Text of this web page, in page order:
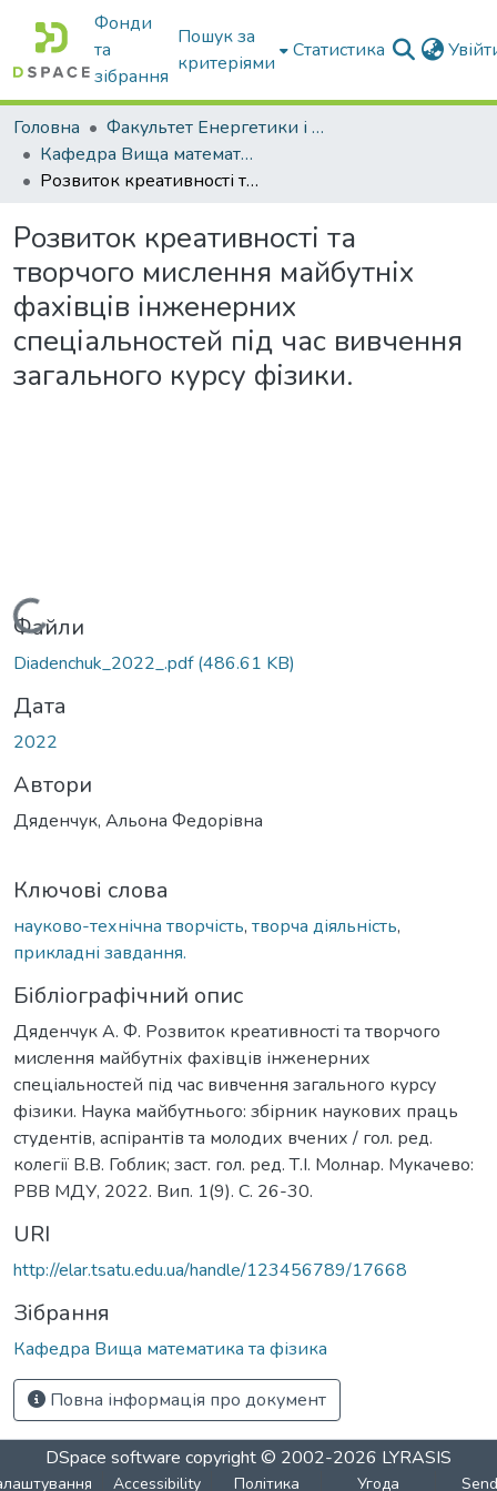
Фонди
та
зібрання
Пошук за
критеріями
Статистика
Головна
Факультет Енергетики і комп'ютерних технологій
Кафедра Вища математика та фізика
Розвиток креативності та творчого мислення майбутніх фахівців інженерних спеціальностей під час вивчення загального курсу фізики.
Розвиток креативності та
творчого мислення майбутніх
фахівців інженерних
спеціальностей під час вивчення
загального курсу фізики.
Вантажиться...
Файли
Diadenchuk_2022_.pdf(486.61 KB)
Дата
2022
Автори
Дяденчук, Альона Федорівна
Ключові слова
науково-технічна творчість, творча діяльність,
прикладні завдання.
Бібліографічний опис
Дяденчук А. Ф. Розвиток креативності та творчого
мислення майбутніх фахівців інженерних
спеціальностей під час вивчення загального курсу
фізики. Наука майбутнього: збірник наукових праць
студентів, аспірантів та молодих вчених / гол. ред.
колегії В.В. Гоблик; заст. гол. ред. Т.І. Молнар. Мукачево:
РВВ МДУ, 2022. Вип. 1(9). С. 26-30.
URI
http://elar.tsatu.edu.ua/handle/123456789/17668
Зібрання
Кафедра Вища математика та фізика
Повна інформація про документ
DSpace software copyright © 2002-2026 LYRASIS
Accessibility Політика Угода Send